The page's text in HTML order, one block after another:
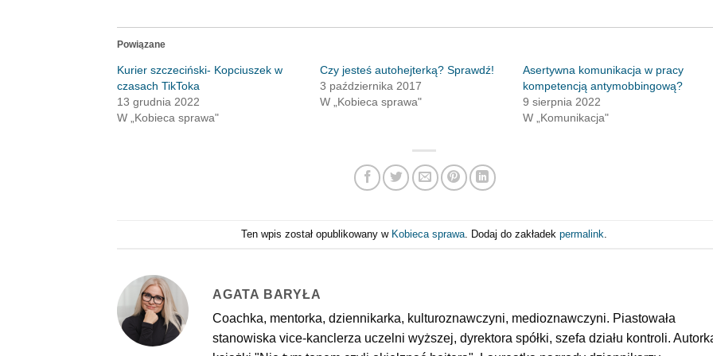
Powiązane
Kurier szczeciński- Kopciuszek w
czasach TikToka
13 grudnia 2022
W „Kobieca sprawa"
Czy jesteś autohejterką? Sprawdź!
3 października 2017
W „Kobieca sprawa"
Asertywna komunikacja w pracy
kompetencją antymobbingową?
9 sierpnia 2022
W „Komunikacja"
Ten wpis został opublikowany w Kobieca sprawa . Dodaj do zakładekpermalink
AGATA BARYŁA
Coachka, mentorka, dziennikarka, kulturoznawczyni, medioznawczyni. Piastowała
stanowiska vice-kanclerza uczelni wyższej, dyrektora spółki, szefa działu kontroli.